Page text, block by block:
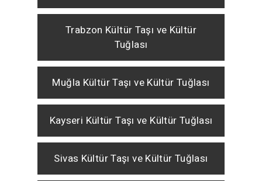
Trabzon Kültür Taşı ve Kültür
Tuğlası
Muğla Kültür Taşı ve Kültür Tuğlası
Kayseri Kültür Taşı ve Kültür Tuğlası
Sivas Kültür Taşı ve Kültür Tuğlası